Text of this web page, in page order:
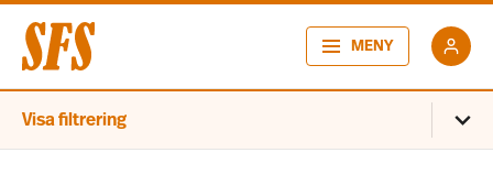
MENY
Visa filtrering